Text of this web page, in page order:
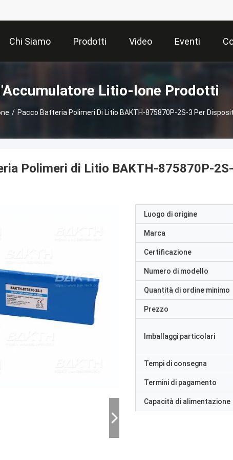
Chi Siamo Prodotti Video Eventi
Litio-Ione Prodotti
/ Pacco Batteria Polimeri Di Litio BAKTH-875870P-2S-3 Per
Polimeri di Litio BAKTH-875870P-
Luogo di origine
Marca
Certificazione
Numero di modello
Quantità di ordine minimo
Prezzo
Imballaggi particolari
Tempi di consegna
Termini di pagamento
Capacità di alimentazione